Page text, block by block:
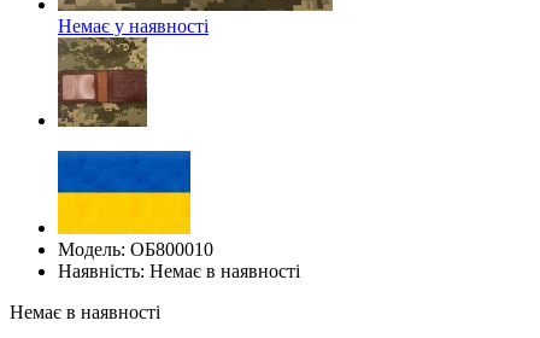
Немає у наявності
Модель: ОБ800010
Наявність: Немає в наявності
Немає в наявності